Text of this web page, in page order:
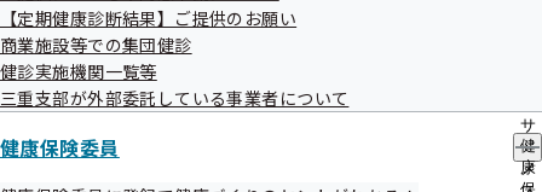
サ
ブ
メ
【定期健康診断結果】ご提供のお願い
商業施設等での集団健診
健診実施機関一覧等
三重支部が外部委託している事業者について
健康保険委員
健
康
令和6年1月4日
標記について、次のとおり開催することとなりましたのでお